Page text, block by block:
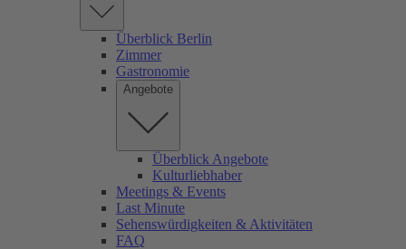
Überblick Berlin
Zimmer
Gastronomie
Angebote
Überblick Angebote
Kulturliebhaber
Meetings & Events
Last Minute
Sehenswürdigkeiten & Aktivitäten
FAQ